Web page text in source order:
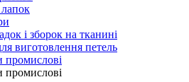
і зборок на тканині
виготовлення петель